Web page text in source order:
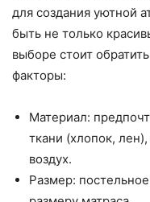
для создания уютной
быть не только
выборе стоит
факторы:
Материал:
ткани (хлопок,
воздух.
Размер: